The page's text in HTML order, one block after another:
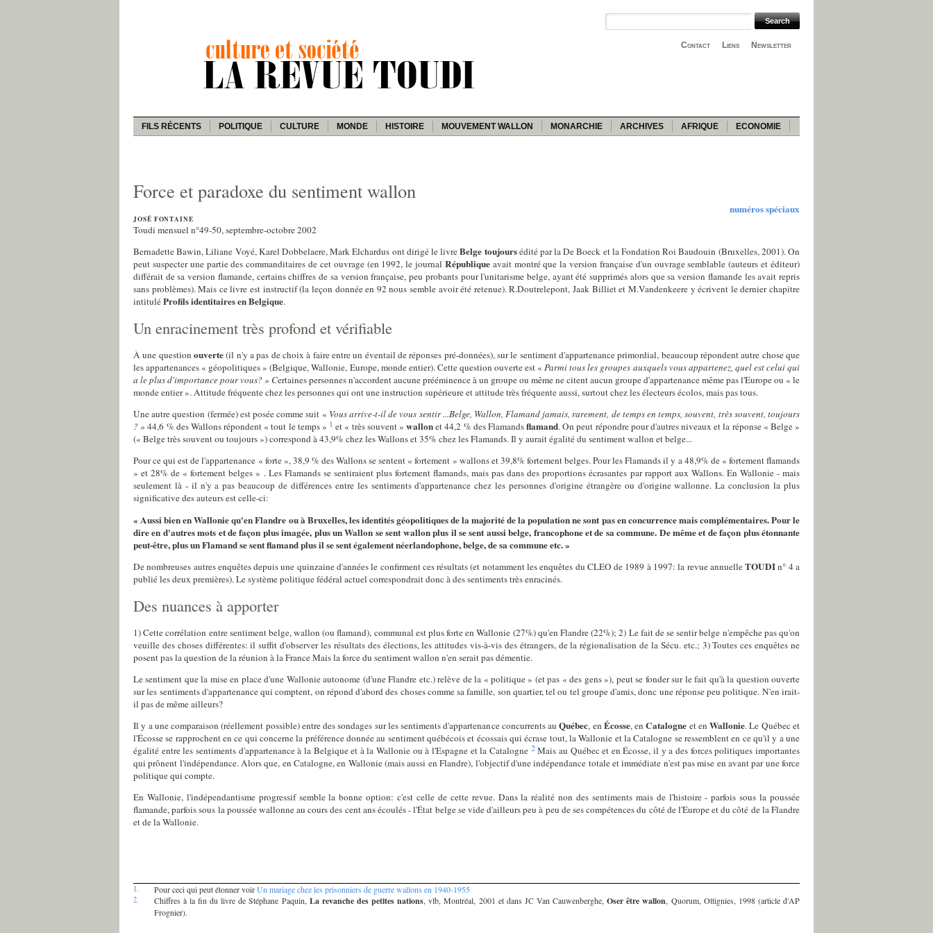
Newsletter
Liens
Contact
FILS RÉCENTS POLITIQUE CULTURE MONDE HISTOIRE MOUVEMENT WALLON MONARCHIE ARCHIVES AFRIQUE ECONOMIE
Force et paradoxe du sentiment wallon
numéros spéciaux
JOSÉ FONTAINE
Toudi mensuel n°49-50, septembre-octobre 2002
Bernadette Bawin, Liliane Voyé, Karel Dobbelaere, Mark Elchardus ont dirigé le livreBelge toujoursédité par la De Boeck et la Fondation Roi Baudouin (Bruxelles, 2001). On
peut suspecter une partie des commanditaires de cet ouvrage (en 1992, le journal Républiqueavait montré que la version française d'un ouvrage semblable (auteurs et éditeur)
différait de sa version flamande, certains chiffres de sa version française, peu probants pour l'unitarisme belge, ayant été supprimés alors que sa version flamande les avait repris
sans problèmes). Mais ce livre est instructif (la leçon donnée en 92 nous semble avoir été retenue). R.Doutrelepont, Jaak Billiet et M.Vandenkeere y écrivent le dernier chapitre
intituléProfils identitaires en Belgique.
Un enracinement très profond et vérifiable
À une question ouverte(il n'y a pas de choix à faire entre un éventail de réponses pré-données), sur le sentiment d'appartenance primordial, beaucoup répondent autre chose que
les appartenances « géopolitiques » (Belgique, Wallonie, Europe, monde entier). Cette question ouverte est «Parmi tous les groupes auxquels vous appartenez, quel est celui qui
a le plus d'importance pour vous? » Certaines personnes n'accordent aucune prééminence à un groupe ou même ne citent aucun groupe d'appartenance même pas l'Europe ou « le
monde entier ». Attitude fréquente chez les personnes qui ont une instruction supérieure et attitude très fréquente aussi, surtout chez les électeurs écolos, mais pas tous.
Une autre question (fermée) est posée comme suit « Vous arrive-t-il de vous sentir ...Belge, Wallon, Flamand jamais, rarement, de temps en temps, souvent, très souvent, toujours
? »44,6 % des Wallons répondent « tout le temps » 1 et « très souvent »wallonet 44,2 % des Flamandsflamand. On peut répondre pour d'autres niveaux et la réponse « Belge »
(« Belge très souvent ou toujours ») correspond à 43,9% chez les Wallons et 35% chez les Flamands. Il y aurait égalité du sentiment wallon et belge...
Pour ce qui est de l'appartenance « forte », 38,9 % des Wallons se sentent « fortement » wallons et 39,8% fortement belges. Pour les Flamands il y a 48,9% de « fortement flamands
» et 28% de « fortement belges » . Les Flamands se sentiraient plus fortement flamands, mais pas dans des proportions écrasantes par rapport aux Wallons. En Wallonie - mais
seulement là - il n'y a pas beaucoup de différences entre les sentiments d'appartenance chez les personnes d'origine étrangère ou d'origine wallonne. La conclusion la plus
significative des auteurs est celle-ci:
« Aussi bien en Wallonie qu'en Flandre ou à Bruxelles, les identités géopolitiques de la majorité de la population ne sont pas en concurrence mais complémentaires. Pour le
dire en d'autres mots et de façon plus imagée, plus un Wallon se sent wallon plus il se sent aussi belge, francophone et de sa commune. De même et de façon plus étonnante
peut-être, plus un Flamand se sent flamand plus il se sent également néerlandophone, belge, de sa commune etc. »
De nombreuses autres enquêtes depuis une quinzaine d'années le confirment ces résultats (et notamment les enquêtes du CLEO de 1989 à 1997: la revue annuelleTOUDIn° 4 a
publié les deux premières). Le système politique fédéral actuel correspondrait donc à des sentiments très enracinés.
Des nuances à apporter
1) Cette corrélation entre sentiment belge, wallon (ou flamand), communal est plus forte en Wallonie (27%) qu'en Flandre (22%); 2) Le fait de se sentir belge n'empêche pas qu'on
veuille des choses différentes: il suffit d'observer les résultats des élections, les attitudes vis-à-vis des étrangers, de la régionalisation de la Sécu. etc.; 3) Toutes ces enquêtes ne
posent pas la question de la réunion à la France Mais la force du sentiment wallon n'en serait pas démentie.
Le sentiment que la mise en place d'une Wallonie autonome (d'une Flandre etc.) relève de la « politique » (et pas « des gens »), peut se fonder sur le fait qu'à la question ouverte
sur les sentiments d'appartenance qui comptent, on répond d'abord des choses comme sa famille, son quartier, tel ou tel groupe d'amis, donc une réponse peu politique. N'en irait-
il pas de même ailleurs?
Il y a une comparaison (réellement possible) entre des sondages sur les sentiments d'appartenance concurrents auQuébec, en Écosse, enCatalogne et enWallonie. Le Québec et
l'Écosse se rapprochent en ce qui concerne la préférence donnée au sentiment québécois et écossais qui écrase tout, la Wallonie et la Catalogne se ressemblent en ce qu'il y a une
égalité entre les sentiments d'appartenance à la Belgique et à la Wallonie ou à l'Espagne et la Catalogne 2Mais au Québec et en Écosse, il y a des forces politiques importantes
qui prônent l'indépendance. Alors que, en Catalogne, en Wallonie (mais aussi en Flandre), l'objectif d'une indépendance totale et immédiate n'est pas mise en avant par une force
politique qui compte.
En Wallonie, l'indépendantisme progressif semble la bonne option: c'est celle de cette revue. Dans la réalité non des sentiments mais de l'histoire - parfois sous la poussée
flamande, parfois sous la poussée wallonne au cours des cent ans écoulés - l'État belge se vide d'ailleurs peu à peu de ses compétences du côté de l'Europe et du côté de la Flandre
et de la Wallonie.
1. Pour ceci qui peut étonner voirUn mariage chez les prisonniers de guerre wallons en 1940-1955
2. Chiffres à la fin du livre de Stéphane Paquin, La revanche des petites nations, vlb, Montréal, 2001 et dans JC Van Cauwenberghe,Oser être wallon, Quorum, Ottignies, 1998 (article d'AP
Frognier).